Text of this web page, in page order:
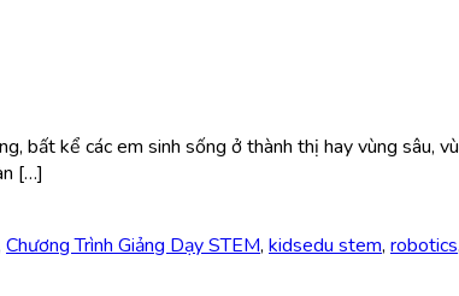
bất kể các em sinh sống ở thành thị hay vùng sâu,
[…]
Chương Trình Giảng Dạy STEM, kidsedu stem, robotics,